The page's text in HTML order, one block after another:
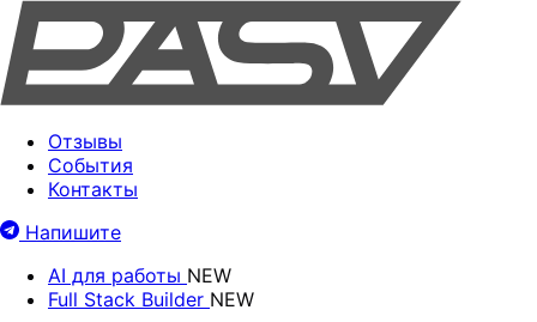
Отзывы
События
Контакты
Напишите
AI для работы NEW
Full Stack Builder NEW